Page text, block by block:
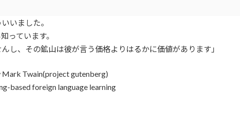
いました。
っています。
し、その鉱山は彼が言う価格よりはるかに価値があります」
Mark Twain(project gutenberg)
based foreign language learning